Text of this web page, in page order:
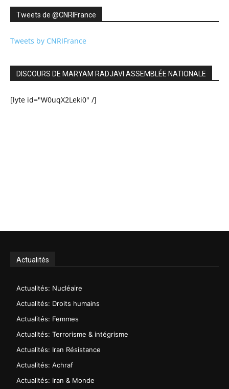
Tweets de ‎@CNRIFrance
Tweets by CNRIFrance
DISCOURS DE MARYAM RADJAVI ASSEMBLÉE NATIONALE
[lyte id="W0uqX2Leki0" /]
Actualités
Actualités: Nucléaire
Actualités: Droits humains
Actualités: Femmes
Actualités: Terrorisme & intégrisme
Actualités: Iran Résistance
Actualités: Achraf
Actualités: Iran & Monde